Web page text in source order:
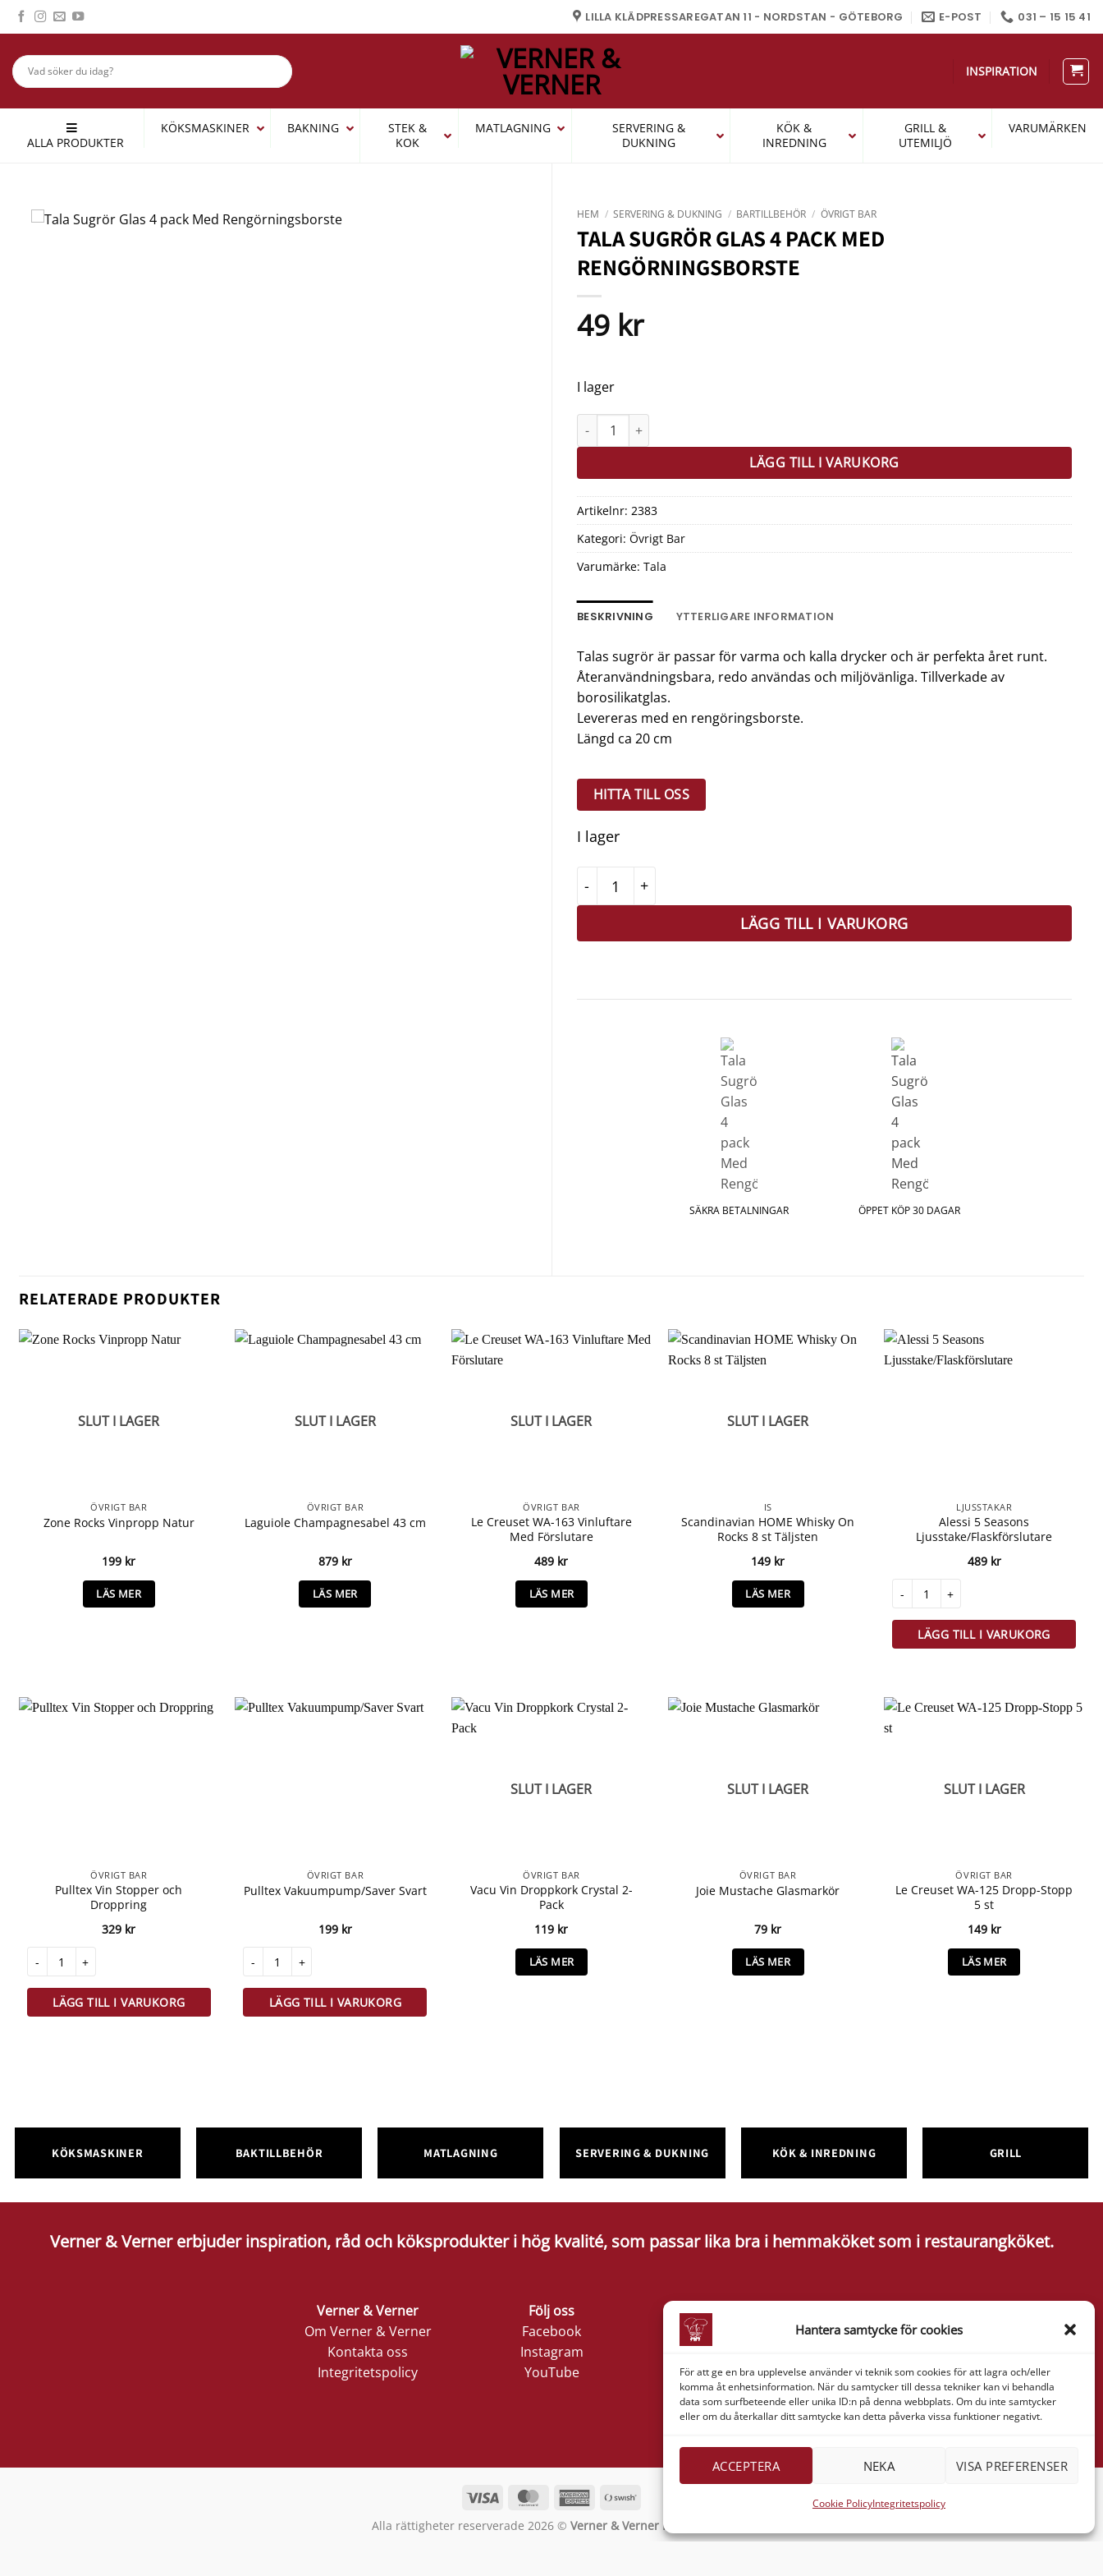
Hantera samtycke för cookies
För att ge en bra upplevelse använder vi teknik som cookies för att lagra och/eller
komma åt enhetsinformation. När du samtycker till dessa tekniker kan vi behandla
data som surfbeteende eller unika ID:n på denna webbplats. Om du inte samtycker
eller om du återkallar ditt samtycke kan detta påverka vissa funktioner negativt.
ACCEPTERA NEKA VISA PREFERENSER
Cookie PolicyIntegritetspolicy
Skip
to
LILLA KLÄDPRESSAREGATAN 11 - NORDSTAN - GÖTEBORG E-POST 031 – 15 15 41
INSPIRATION
ALLA PRODUKTER
KÖKSMASKINER BAKNING
STEK &
KOK
MATLAGNING
SERVERING &
DUKNING
KÖK &
INREDNING
GRILL &
UTEMILJÖ
VARUMÄRKEN
HEM / SERVERING & DUKNING / BARTILLBEHÖR / ÖVRIGT BAR
TALA SUGRÖR GLAS 4 PACK MED
RENGÖRNINGSBORSTE
49 kr
I lager
Tala Sugrör Glas 4 pack Med Rengörningsborste mängd
LÄGG TILL I VARUKORG
Artikelnr: 2383
Kategori: Övrigt Bar
Varumärke: Tala
BESKRIVNING YTTERLIGARE INFORMATION
Talas sugrör är passar för varma och kalla drycker och är perfekta året runt.
Återanvändningsbara, redo användas och miljövänliga. Tillverkade av
borosilikatglas.
Levereras med en rengöringsborste.
Längd ca 20 cm
HITTA TILL OSS
I lager
LÄGG TILL I VARUKORG
SÄKRA BETALNINGAR ÖPPET KÖP 30 DAGAR
RELATERADE PRODUKTER
SLUT I LAGER
ÖVRIGT BAR
Zone Rocks Vinpropp Natur
199 kr
LÄS MER
SLUT I LAGER
ÖVRIGT BAR
Laguiole Champagnesabel 43 cm
879 kr
LÄS MER
SLUT I LAGER
ÖVRIGT BAR
Le Creuset WA-163 Vinluftare
Med Förslutare
489 kr
LÄS MER
SLUT I LAGER
IS
Scandinavian HOME Whisky On
Rocks 8 st Täljsten
149 kr
LÄS MER
LJUSSTAKAR
Alessi 5 Seasons
Ljusstake/Flaskförslutare
489 kr
LÄGG TILL I VARUKORG
ÖVRIGT BAR
Pulltex Vin Stopper och
Droppring
329 kr
LÄGG TILL I VARUKORG
ÖVRIGT BAR
Pulltex Vakuumpump/Saver Svart
199 kr
LÄGG TILL I VARUKORG
SLUT I LAGER
ÖVRIGT BAR
Vacu Vin Droppkork Crystal 2-
Pack
119 kr
LÄS MER
SLUT I LAGER
ÖVRIGT BAR
Joie Mustache Glasmarkör
79 kr
LÄS MER
SLUT I LAGER
ÖVRIGT BAR
Le Creuset WA-125 Dropp-Stopp
5 st
149 kr
LÄS MER
KÖKSMASKINER BAKTILLBEHÖR MATLAGNING SERVERING & DUKNING KÖK & INREDNING GRILL
Verner & Verner erbjuder inspiration, råd och köksprodukter i hög kvalité, som passar lika bra i hemmaköket som i restaurangköket.
Verner & Verner
Om Verner & Verner
Kontakta oss
Integritetspolicy
Följ oss
Facebook
Instagram
YouTube
Företagsinformation
Verner & Verner
Nordstan AB
Lilla Klädpressaregatan
11
411 05 Göteborg
Visa MasterCardAmericanSwish
Alla rättigheter reserverade 2026 © Verner & Verner Nordstan AB